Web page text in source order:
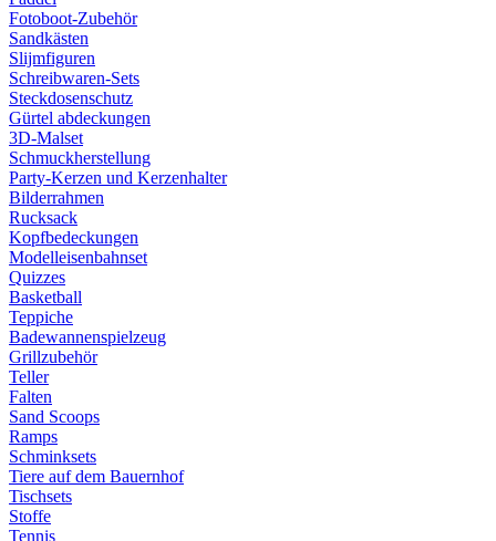
Fotoboot-Zubehör
Sandkästen
Slijmfiguren
Schreibwaren-Sets
Steckdosenschutz
Gürtel abdeckungen
3D-Malset
Schmuckherstellung
Party-Kerzen und Kerzenhalter
Bilderrahmen
Rucksack
Kopfbedeckungen
Modelleisenbahnset
Quizzes
Basketball
Teppiche
Badewannenspielzeug
Grillzubehör
Teller
Falten
Sand Scoops
Ramps
Schminksets
Tiere auf dem Bauernhof
Tischsets
Stoffe
Tennis